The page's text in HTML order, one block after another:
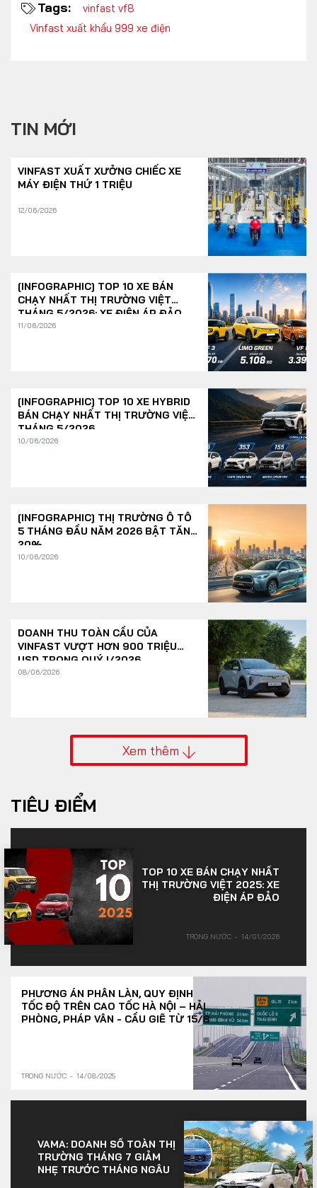
Tags:
vinfast vf8
Vinfast xuất khẩu 999 xe điện
TIN MỚI
VINFAST XUẤT XƯỞNG CHIẾC XE
MÁY ĐIỆN THỨ 1 TRIỆU
12/06/2026
[INFOGRAPHIC] TOP 10 XE BÁN
CHẠY NHẤT THỊ TRƯỜNG VIỆT
THÁNG 5/2026: XE ĐIỆN ÁP ĐẢO
11/06/2026
[INFOGRAPHIC] TOP 10 XE HYBRID
BÁN CHẠY NHẤT THỊ TRƯỜNG VIỆT
THÁNG 5/2026
10/06/2026
[INFOGRAPHIC] THỊ TRƯỜNG Ô TÔ
5 THÁNG ĐẦU NĂM 2026 BẬT TĂNG
20%
10/06/2026
DOANH THU TOÀN CẦU CỦA
VINFAST VƯỢT HƠN 900 TRIỆU
USD TRONG QUÝ I/2026
08/06/2026
Xem thêm
TIÊU ĐIỂM
TOP 10 XE BÁN CHẠY NHẤT
THỊ TRƯỜNG VIỆT 2025: XE
ĐIỆN ÁP ĐẢO
TRONG NƯỚC 14/01/2026
PHƯƠNG ÁN PHÂN LÀN, QUY ĐỊNH
TỐC ĐỘ TRÊN CAO TỐC HÀ NỘI – HẢI
PHÒNG, PHÁP VÂN - CẦU GIẼ TỪ 15/8
TRONG NƯỚC 14/08/2025
VAMA: DOANH SỐ TOÀN THỊ
TRƯỜNG THÁNG 7 GIẢM
NHẸ TRƯỚC THÁNG NGÂU